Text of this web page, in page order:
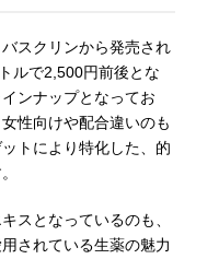
スクリンから発売され
ルで2,500円前後とな
ンナップとなってお
性向けや配合違いのも
トにより特化した、的
スとなっているのも、
されている生薬の魅力